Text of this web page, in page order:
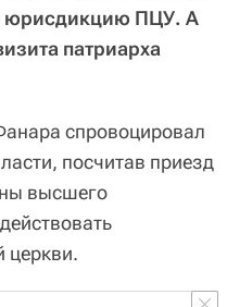
юрисдикцию ПЦУ. А
патриарха
спровоцировал
посчитав приезд
высшего
церкви.